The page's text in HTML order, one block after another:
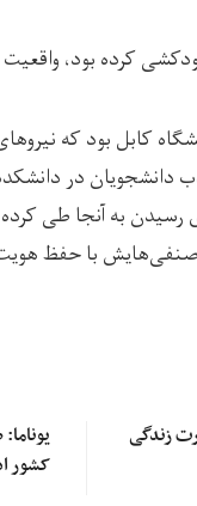
کرده بود،
در
به آنجا طی
با حفظ
زندگی
کشور